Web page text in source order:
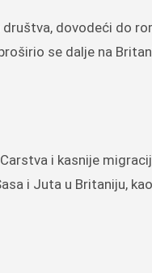
dovodeći do
se dalje na
i kasnije
i Juta u Britaniju,